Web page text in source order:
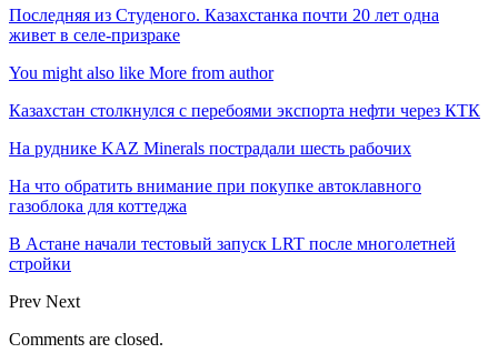
Последняя из Студеного. Казахстанка почти 20 лет одна
живет в селе-призраке
You might also like More from author
Казахстан столкнулся с перебоями экспорта нефти через КТК
На руднике KAZ Minerals пострадали шесть рабочих
На что обратить внимание при покупке автоклавного
газоблока для коттеджа
В Астане начали тестовый запуск LRT после многолетней
стройки
Prev Next
Comments are closed.